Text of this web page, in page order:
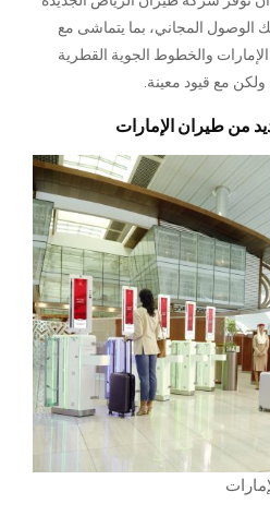
الوصول المجاني، بما يتماشى مع
الإمارات والخطوط الجوية القطرية
ولكن مع قيود معينة.
من طيران الإمارات